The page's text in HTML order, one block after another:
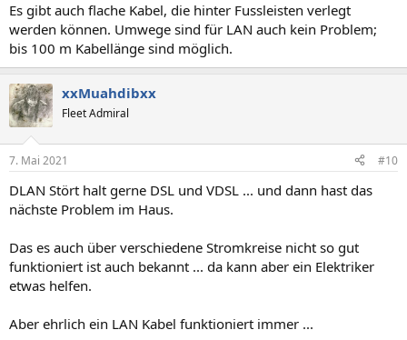
Es gibt auch flache Kabel, die hinter Fussleisten verlegt
werden können. Umwege sind für LAN auch kein Problem;
bis 100 m Kabellänge sind möglich.
xxMuahdibxx
Fleet Admiral
7. Mai 2021 #10
DLAN Stört halt gerne DSL und VDSL ... und dann hast das
nächste Problem im Haus.
Das es auch über verschiedene Stromkreise nicht so gut
funktioniert ist auch bekannt ... da kann aber ein Elektriker
etwas helfen.
Aber ehrlich ein LAN Kabel funktioniert immer ...